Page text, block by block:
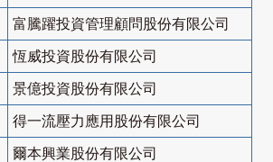
富騰躍投資管理顧問股份有限公司
恆威投資股份有限公司
景億投資股份有限公司
得一流壓力應用股份有限公司
爾本興業股份有限公司